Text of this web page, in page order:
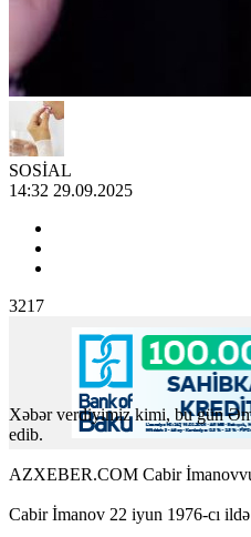
SOSİAL
14:32 29.09.2025
3217
Xəbər verdiyimiz kimi, bu gün
edib.
AZXEBER.COM Cabir
Cabir İmanov 22 iyun 1976-cı